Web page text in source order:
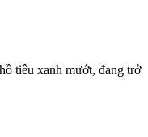
tiêu xanh mướt, đang trở